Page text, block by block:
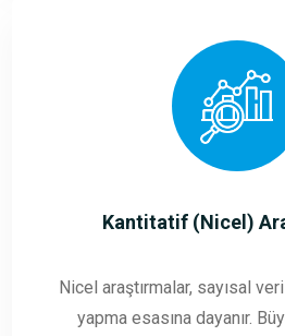
Kantitatif (Nicel)
Nicel araştırmalar, sayısal
yapma esasına dayanır.